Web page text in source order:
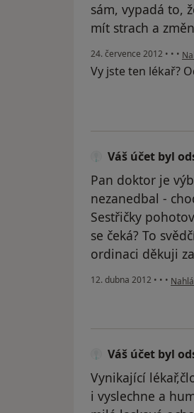
sám, vypadá to,
mít strach a
24. července 2012 • • •
Vy jste ten lékař?
Váš účet byl
Pan doktor je
nezanedbal -
Sestřičky
se čeká? To
ordinaci děkuji
12. dubna 2012 • • •
Váš účet byl
Vynikající
i vyslechne a